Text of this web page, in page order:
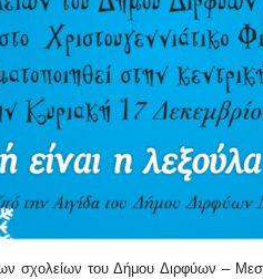
σχολείων του Δήμου Διρφύων –